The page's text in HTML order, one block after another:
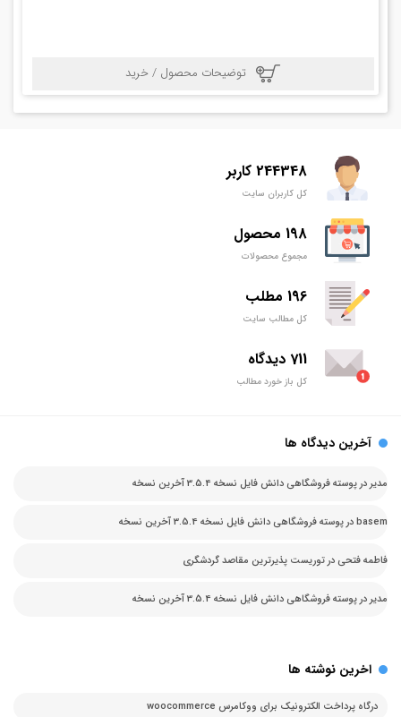
توضیحات محصول / خرید
244348 کاربر
کل کاربران سایت
198 محصول
مجموع محصولات
196 مطلب
کل مطالب سایت
711 دیدگاه
کل باز خورد مطالب
آخرین دیدگاه ها
مدیردرپوسته فروشگاهی دانش فایل نسخه 3.5.4 آخرین نسخه
basemدرپوسته فروشگاهی دانش فایل نسخه 3.5.4 آخرین نسخه
فاطمه فتحی درتوریست پذیرترین مقاصد گردشگری
مدیردرپوسته فروشگاهی دانش فایل نسخه 3.5.4 آخرین نسخه
اخرین نوشته ها
درگاه پرداخت الکترونیک برای ووکامرس woocommerce